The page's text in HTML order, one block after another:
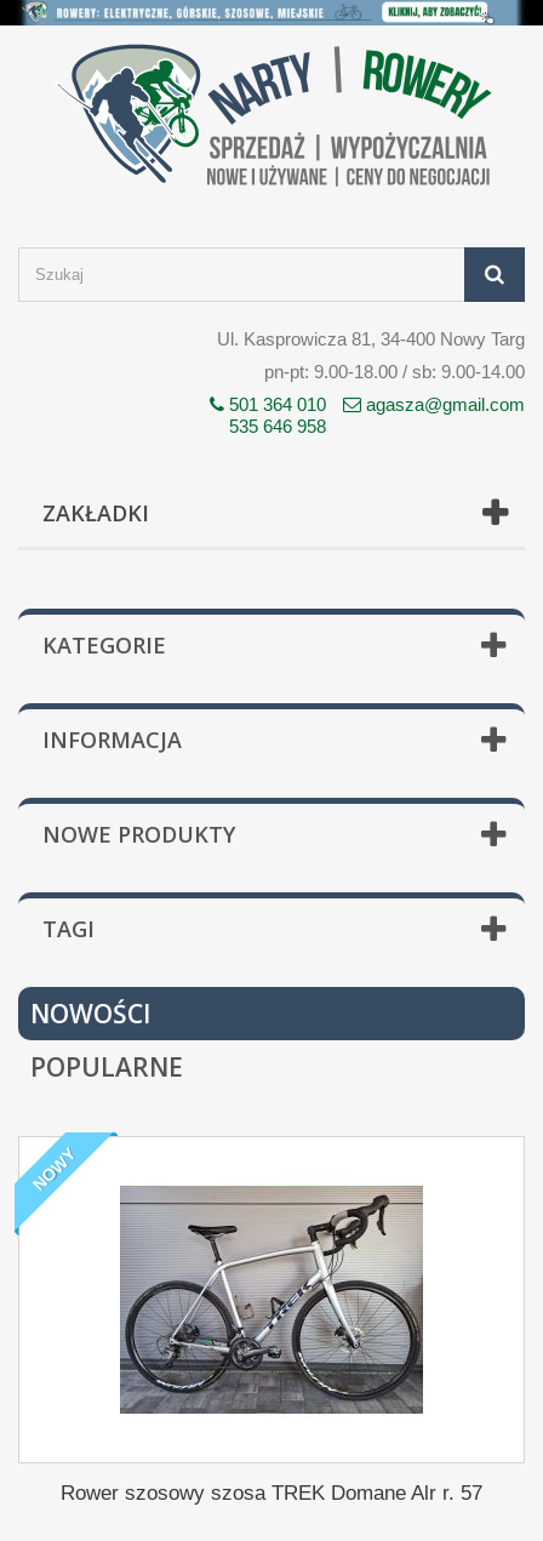
Ul. Kasprowicza 81, 34-400 Nowy Targ
pn-pt: 9.00-18.00 / sb: 9.00-14.00
501 364 010
535 646 958
agasza@gmail.com
ZAKŁADKI
KATEGORIE
INFORMACJA
NOWE PRODUKTY
TAGI
NOWOŚCI
POPULARNE
NOWY
Rower szosowy szosa TREK Domane Alr r. 57